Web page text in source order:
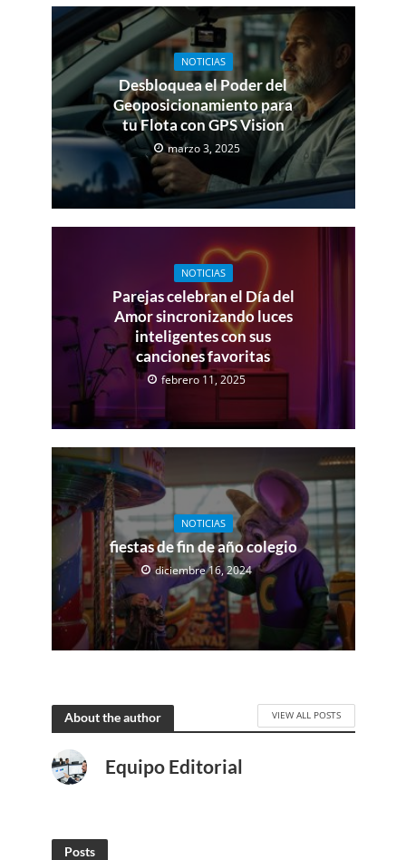
NOTICIAS
Desbloquea el Poder del
Geoposicionamiento para
tu Flota con GPS Vision
marzo 3, 2025
NOTICIAS
Parejas celebran el Día del
Amor sincronizando luces
inteligentes con sus
canciones favoritas
febrero 11, 2025
NOTICIAS
fiestas de fin de año colegio
diciembre 16, 2024
About the author VIEW ALL POSTS
Equipo Editorial
Posts